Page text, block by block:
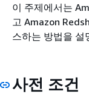
이 주제에서는
고 Amazon
스하는 방법을 설
사전 조건